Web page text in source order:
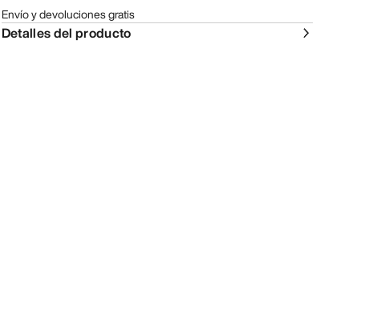
Envío y devoluciones gratis
Detalles del producto